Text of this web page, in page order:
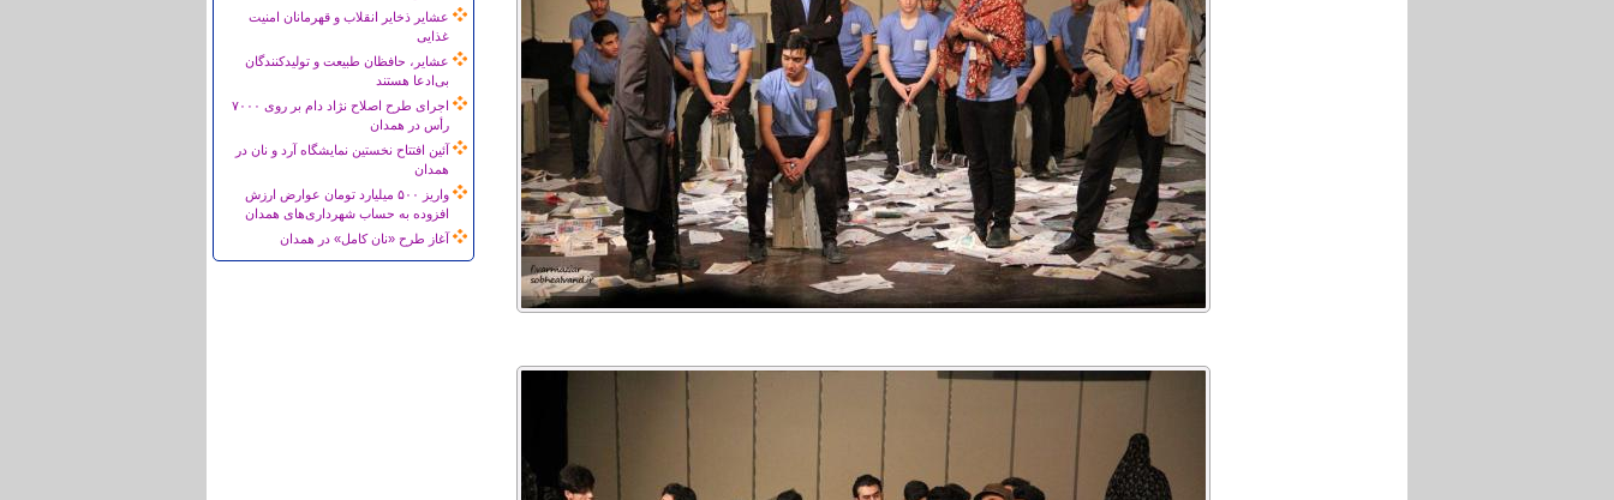
عشایر ذخایر انقلاب و قهرمانان امنیت
غذایی
عشایر، حافظان طبیعت و تولیدکنندگان
بی‌ادعا هستند
اجرای طرح اصلاح نژاد دام بر روی ۷۰۰۰
رأس در همدان
آئین افتتاح نخستین نمایشگاه آرد و نان در
همدان
واریز ۵۰۰ میلیارد تومان عوارض ارزش
افزوده به حساب شهرداری‌های همدان
آغاز طرح «نان کامل» در همدان